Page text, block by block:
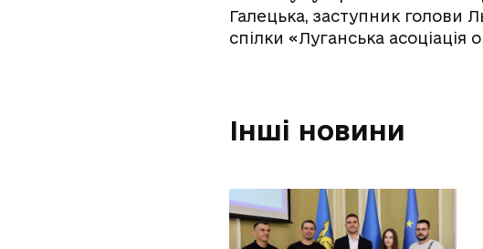
Галецька, заступник голови
спілки «Луганська асоціація
Інші новини